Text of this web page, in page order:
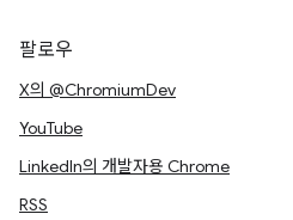
팔로우
X의 @ChromiumDev
YouTube
LinkedIn의 개발자용 Chrome
RSS